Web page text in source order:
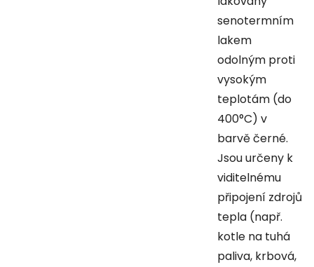
senotermním
lakem
odolným proti
vysokým
teplotám (do
400°C) v
barvě černé.
Jsou určeny k
viditelnému
připojení zdrojů
tepla (např.
kotle na tuhá
paliva, krbová,